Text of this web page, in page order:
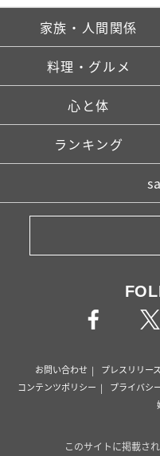
家族・人間関係
料理・グルメ
心と体
ランキング
お問い合わせ プレスリリー
コンテンツポリシー
プライバシ
このサイトに掲載さ